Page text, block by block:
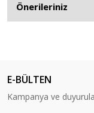
Önerileriniz
E-BÜLTEN
Kampanya ve